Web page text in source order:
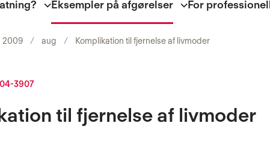
Eksempler på afgørelser For
2009 aug Komplikation til fjernelse af livmoder
3907
til fjernelse af livmoder